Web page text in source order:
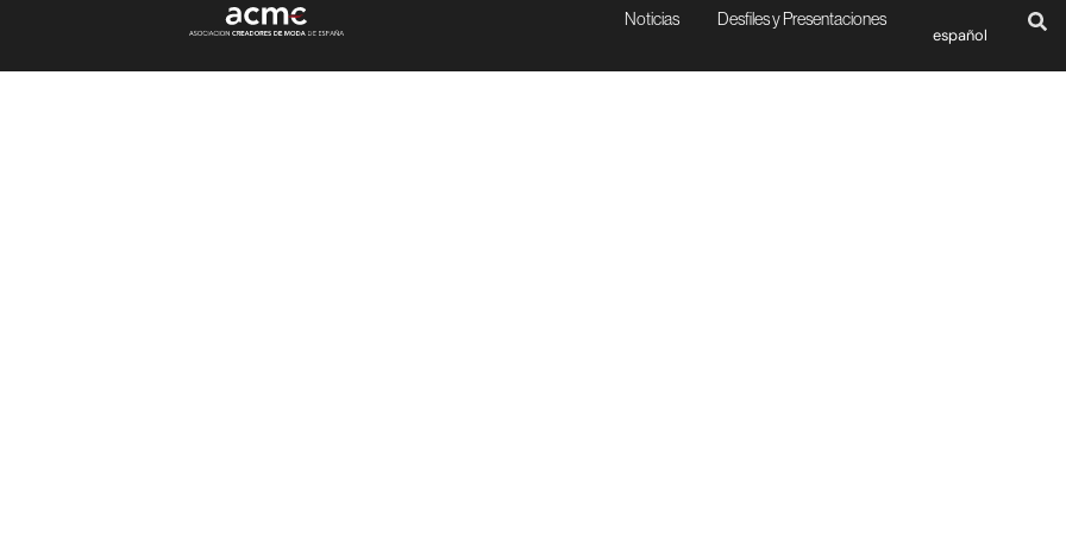
Noticias Desfiles y Presentaciones
español